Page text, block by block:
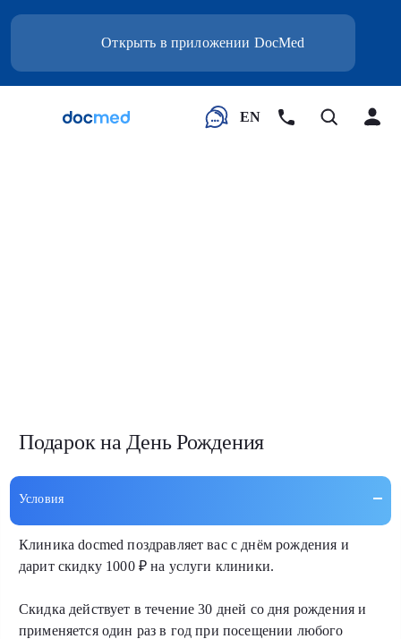
Открыть в приложении DocMed
EN
Подарок на День Рождения
Условия
Клиника docmed поздравляет вас с днём рождения и
дарит скидку 1000 ₽ на услуги клиники.
Скидка действует в течение 30 дней со дня рождения и
применяется один раз в год при посещении любого